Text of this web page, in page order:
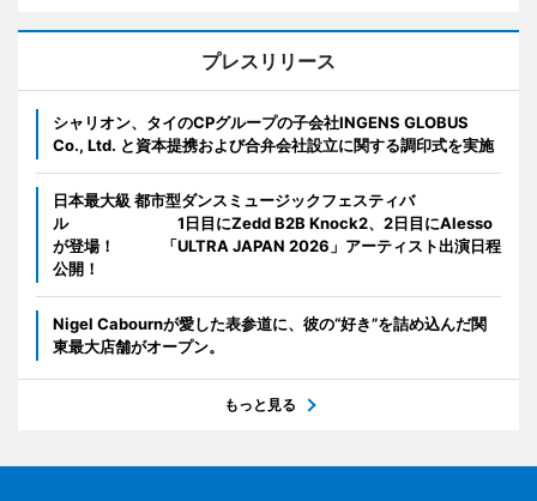
プレスリリース
シャリオン、タイのCPグループの子会社INGENS GLOBUS
Co., Ltd. と資本提携および合弁会社設立に関する調印式を実施
日本最大級 都市型ダンスミュージックフェスティバ
ル 1日目にZedd B2B Knock2、2日目にAlesso
が登場！ 「ULTRA JAPAN 2026」アーティスト出演日程
公開！
Nigel Cabournが愛した表参道に、彼の“好き”を詰め込んだ関
東最大店舗がオープン。
もっと見る